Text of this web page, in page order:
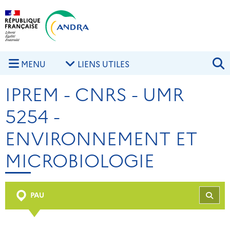
Aller au contenu principal
MENU LIENS UTILES
IPREM - CNRS - UMR
5254 -
ENVIRONNEMENT ET
MICROBIOLOGIE
PAU